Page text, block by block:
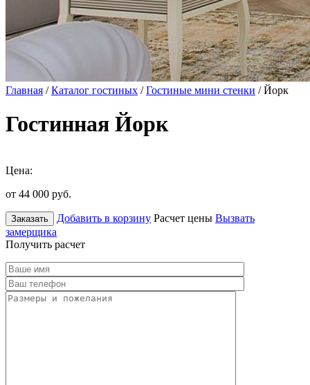
Главная /Каталог гостиных /Гостиные мини стенки / Йорк
Гостинная Йорк
Цена:
от 44 000 руб.
Заказать Добавить в корзину Расчет цены Вызвать
замерщика
Получить расчет